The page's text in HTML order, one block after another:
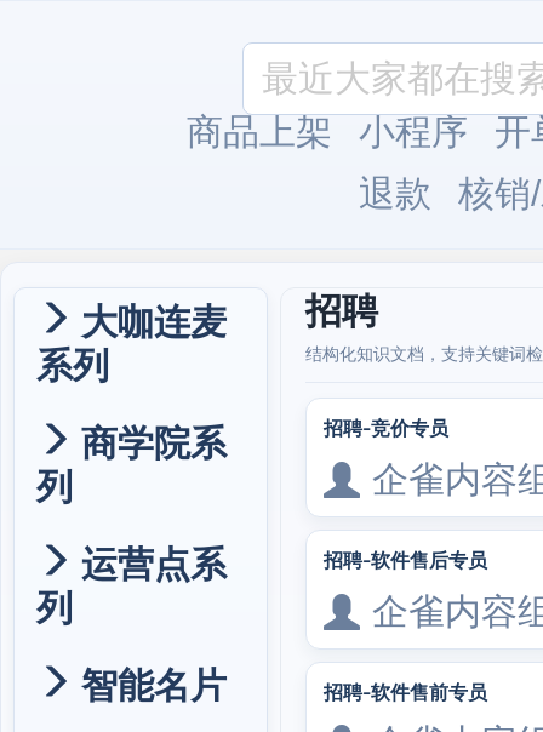
商品上架 小程序
开
退款
核销
大咖连麦
系列
商学院系
列
运营点系
列
智能名片
招聘
结构化知识文档，支持关键词
招聘-竞价专员
企雀内容
招聘-软件售后专员
企雀内容
招聘-软件售前专员